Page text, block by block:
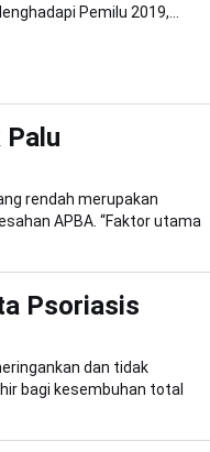
Pemilu 2019,...
rendah merupakan
APBA. “Faktor utama
Psoriasis
dan tidak
bagi kesembuhan total